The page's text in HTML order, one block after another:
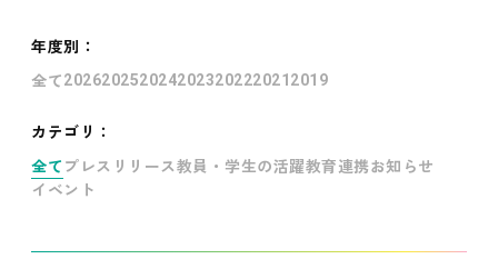
年度別 ：
全て202620252024202320222021 2019
カテゴリ：
全て プレスリリース教員・学生の活躍教育連携お知らせ
イベント